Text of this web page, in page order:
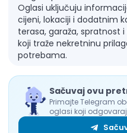
Oglasi uključuju
cijeni, lokaciji i dodatnim
terasa, garaža, spratnost
koji traže nekretninu
potrebama.
Sačuvaj ovu
Primajte Telegram
oglasi koji